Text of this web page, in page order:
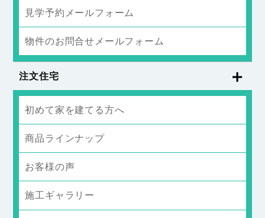
見学予約メールフォーム
物件のお問合せメールフォーム
注文住宅
初めて家を建てる方へ
商品ラインナップ
お客様の声
施工ギャラリー